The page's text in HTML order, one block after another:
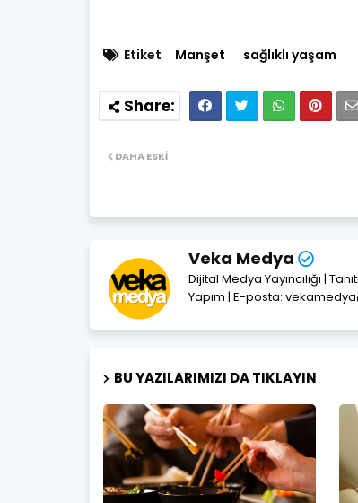
Etiket Manşet sağlıklı yaşam
DAHA ESKI
Veka Medya
Dijital Medya Yayıncılığı |
Yapım | E-posta:
BU YAZILARIMIZI DA TIKLAYIN